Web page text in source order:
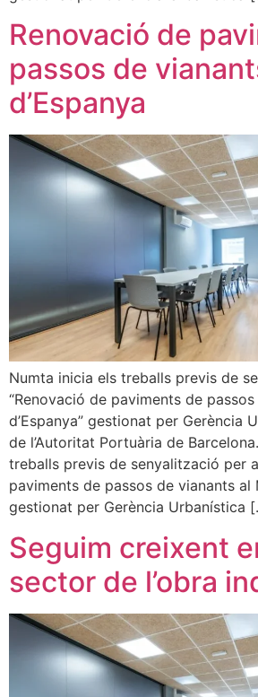
Renovació de
passos de
d’Espanya
Numta inicia els treballs previs de
“Renovació de paviments de
d’Espanya” gestionat per Gerència
de l’Autoritat Portuària de
treballs previs de senyalització per
paviments de passos de vianants al
gestionat per Gerència Urbanística
Seguim creixent
sector de l’obra